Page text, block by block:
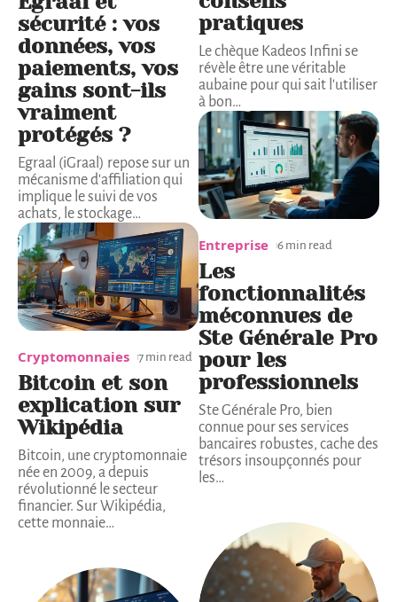
sécurité : vos
données, vos
paiements, vos
gains sont-ils
vraiment
protégés ?
Egraal (iGraal) repose sur un
mécanisme d'affiliation qui
implique le suivi de vos
achats, le stockage…
Cryptomonnaies 7 min read
Bitcoin et son
explication sur
Wikipédia
Bitcoin, une cryptomonnaie
née en 2009, a depuis
révolutionné le secteur
financier. Sur Wikipédia,
cette monnaie…
pratiques
Le chèque Kadeos Infini se
révèle être une véritable
aubaine pour qui sait l'utiliser
à bon…
Entreprise 6 min read
Les
fonctionnalités
méconnues de
Ste Générale Pro
pour les
professionnels
Ste Générale Pro, bien
connue pour ses services
bancaires robustes, cache des
trésors insoupçonnés pour
les…